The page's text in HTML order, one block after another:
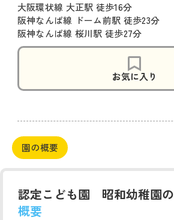
大阪環状線 大正駅 徒歩16分
阪神なんば線 ドーム前駅 徒歩23分
阪神なんば線 桜川駅 徒歩27分
お気に入り
園の概要
認定こども園 昭和幼稚園の
概要